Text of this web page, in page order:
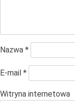
Nazwa *
E-mail *
Witryna internetowa